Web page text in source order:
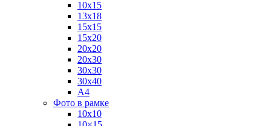
10х15
13х18
15х15
15х20
20х20
20х30
30х30
30х40
А4
Фото в рамке
10х10